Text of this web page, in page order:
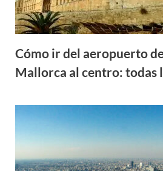
Cómo ir del aeropuerto
Mallorca al centro: todas